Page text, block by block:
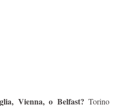
Vienna, o Belfast? Torino